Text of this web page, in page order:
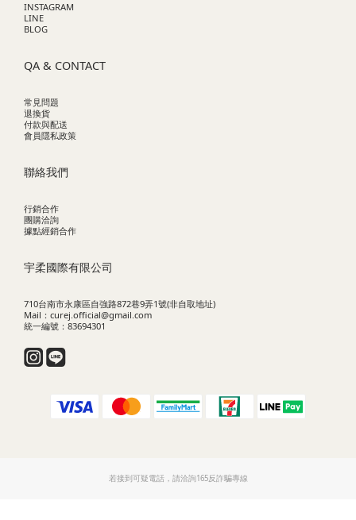
INSTAGRAM
LINE
BLOG
QA & CONTACT
常見問題
退換貨
付款與配送
會員隱私政策
聯絡我們
行銷合作
團購洽詢
據點經銷合作
宇柔國際有限公司
710台南市永康區自強路872巷9弄1號(非自取地址)
Mail：curej.official@gmail.com
統一編號：83694301
若接到可疑電話，請洽詢165反詐騙專線